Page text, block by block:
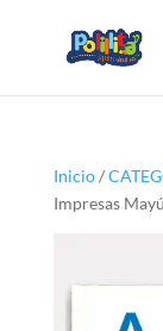
Inicio/
Impresas